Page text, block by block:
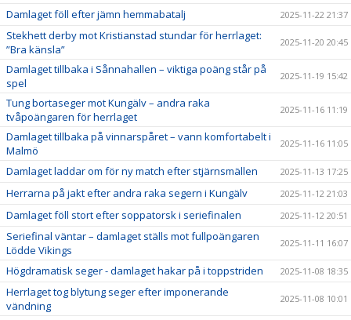
Damlaget föll efter jämn hemmabatalj 2025-11-22 21:37
Stekhett derby mot Kristianstad stundar för herrlaget:
”Bra känsla”
2025-11-20 20:45
Damlaget tillbaka i Sånnahallen – viktiga poäng står på
spel
2025-11-19 15:42
Tung bortaseger mot Kungälv – andra raka
tvåpoängaren för herrlaget
2025-11-16 11:19
Damlaget tillbaka på vinnarspåret – vann komfortabelt i
Malmö
2025-11-16 11:05
Damlaget laddar om för ny match efter stjärnsmällen 2025-11-13 17:25
Herrarna på jakt efter andra raka segern i Kungälv 2025-11-12 21:03
Damlaget föll stort efter soppatorsk i seriefinalen 2025-11-12 20:51
Seriefinal väntar – damlaget ställs mot fullpoängaren
Lödde Vikings
2025-11-11 16:07
Högdramatisk seger - damlaget hakar på i toppstriden 2025-11-08 18:35
Herrlaget tog blytung seger efter imponerande
vändning
2025-11-08 10:01